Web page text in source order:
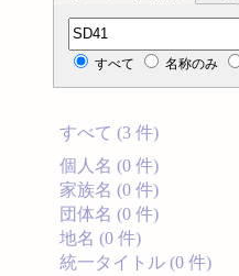
分類記号検索
すべて 名称のみ
すべて (3 件)
個人名 (0 件)
家族名 (0 件)
団体名 (0 件)
地名 (0 件)
統一タイトル (0 件)